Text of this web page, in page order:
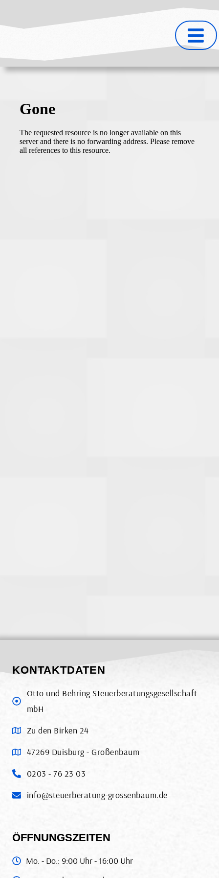
KONTAKTDATEN
Otto und Behring Steuerberatungsgesellschaft
mbH
Zu den Birken 24
47269 Duisburg - Großenbaum
0203 - 76 23 03
info@steuerberatung-grossenbaum.de
ÖFFNUNGSZEITEN
Mo. - Do.: 9:00 Uhr - 16:00 Uhr